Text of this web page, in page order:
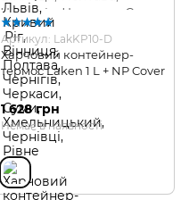
Артикул: LakKP10-D
Харчовий контейнер-
термос Laken 1 L + NP Cover
1 628 грн
Немає в наявності